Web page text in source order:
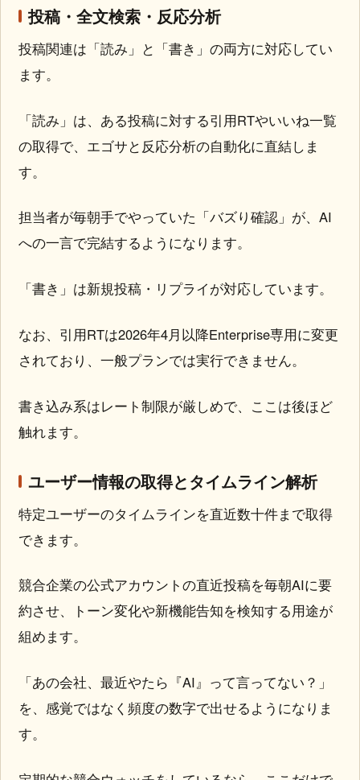
投稿・全文検索・反応分析
投稿関連は「読み」と「書き」の両方に対応してい
ます。
「読み」は、ある投稿に対する引用RTやいいね一覧
の取得で、エゴサと反応分析の自動化に直結しま
す。
担当者が毎朝手でやっていた「バズり確認」が、AI
への一言で完結するようになります。
「書き」は新規投稿・リプライが対応しています。
なお、引用RTは2026年4月以降Enterprise専用に変更
されており、一般プランでは実行できません。
書き込み系はレート制限が厳しめで、ここは後ほど
触れます。
ユーザー情報の取得とタイムライン解析
特定ユーザーのタイムラインを直近数十件まで取得
できます。
競合企業の公式アカウントの直近投稿を毎朝AIに要
約させ、トーン変化や新機能告知を検知する用途が
組めます。
「あの会社、最近やたら『AI』って言ってない？」
を、感覚ではなく頻度の数字で出せるようになりま
す。